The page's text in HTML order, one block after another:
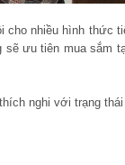
nhiều hình thức
sẽ ưu tiên mua sắm
nghi với trạng